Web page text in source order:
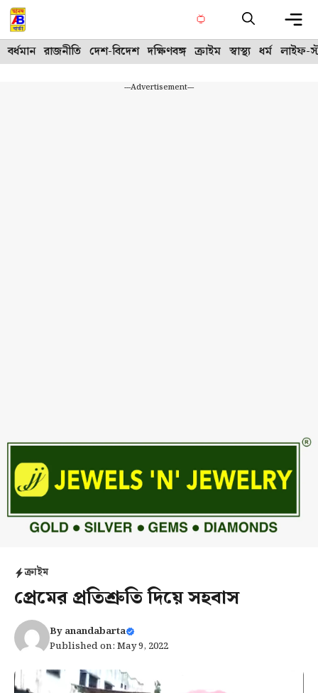
Skip
to
content
বর্ধমান রাজনীতি দেশ-বিদেশ দক্ষিণবঙ্গ ক্রাইম স্বাস্থ্য ধর্ম লাইফ-
---Advertisement---
ক্রাইম
প্রেমের প্রতিশ্রুতি দিয়ে সহবাস
Byanandabarta
Published on: May 9, 2022